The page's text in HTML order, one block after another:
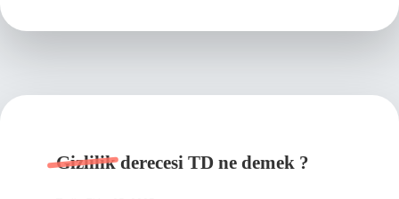
Gizlilik derecesi TD ne demek ?